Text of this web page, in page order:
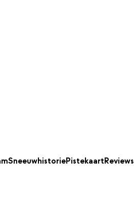
SneeuwhistoriePistekaartReviews